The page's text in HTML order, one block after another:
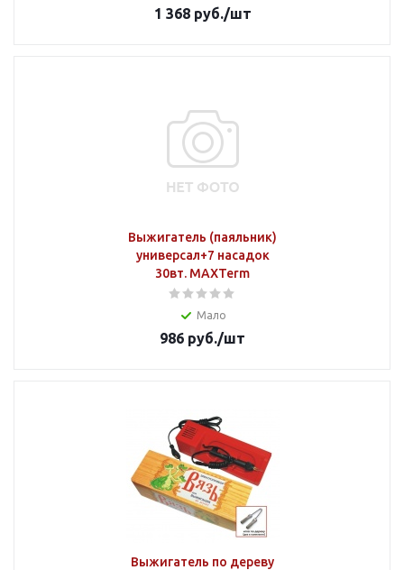
1 368руб./шт
Выжигатель (паяльник)
универсал+7 насадок
30вт. MAXTerm
Мало
986 руб./шт
Выжигатель по дереву